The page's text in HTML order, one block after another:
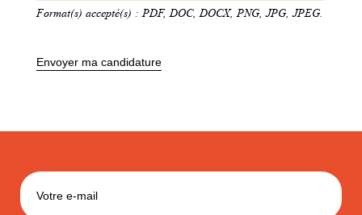
Format(s) accepté(s) : PDF, DOC, DOCX, PNG, JPG, JPEG.
Envoyer ma candidature